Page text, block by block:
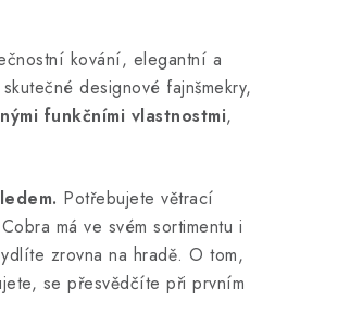
kování, elegantní a
designové fajnšmekry,
funkčními vlastnostmi,
Potřebujete větrací
má ve svém sortimentu i
zrovna na hradě. O tom,
se přesvědčíte při prvním